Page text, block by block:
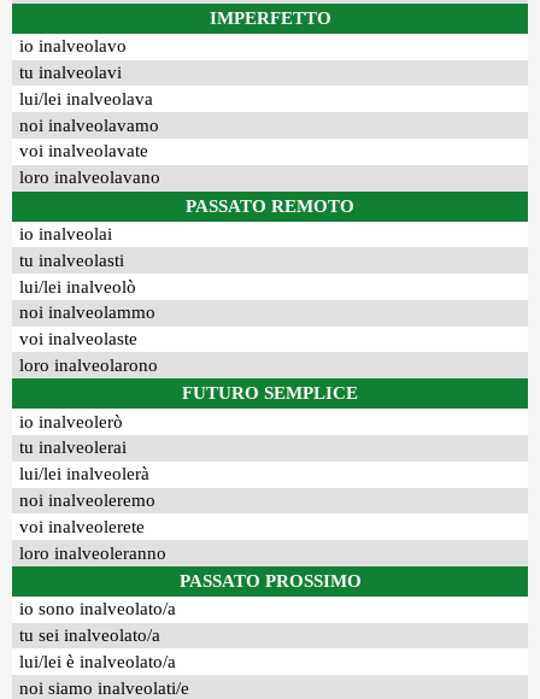
IMPERFETTO
io inalveolavo
tu inalveolavi
lui/lei inalveolava
noi inalveolavamo
voi inalveolavate
loro inalveolavano
PASSATO REMOTO
io inalveolai
tu inalveolasti
lui/lei inalveolò
noi inalveolammo
voi inalveolaste
loro inalveolarono
FUTURO SEMPLICE
io inalveolerò
tu inalveolerai
lui/lei inalveolerà
noi inalveoleremo
voi inalveolerete
loro inalveoleranno
PASSATO PROSSIMO
io sono inalveolato/a
tu sei inalveolato/a
lui/lei è inalveolato/a
noi siamo inalveolati/e